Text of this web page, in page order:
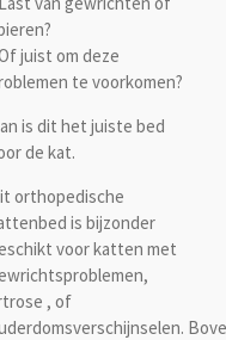
juist om deze
te voorkomen?
is dit het juiste bed
de kat.
orthopedische
is bijzonder
voor katten met
, of